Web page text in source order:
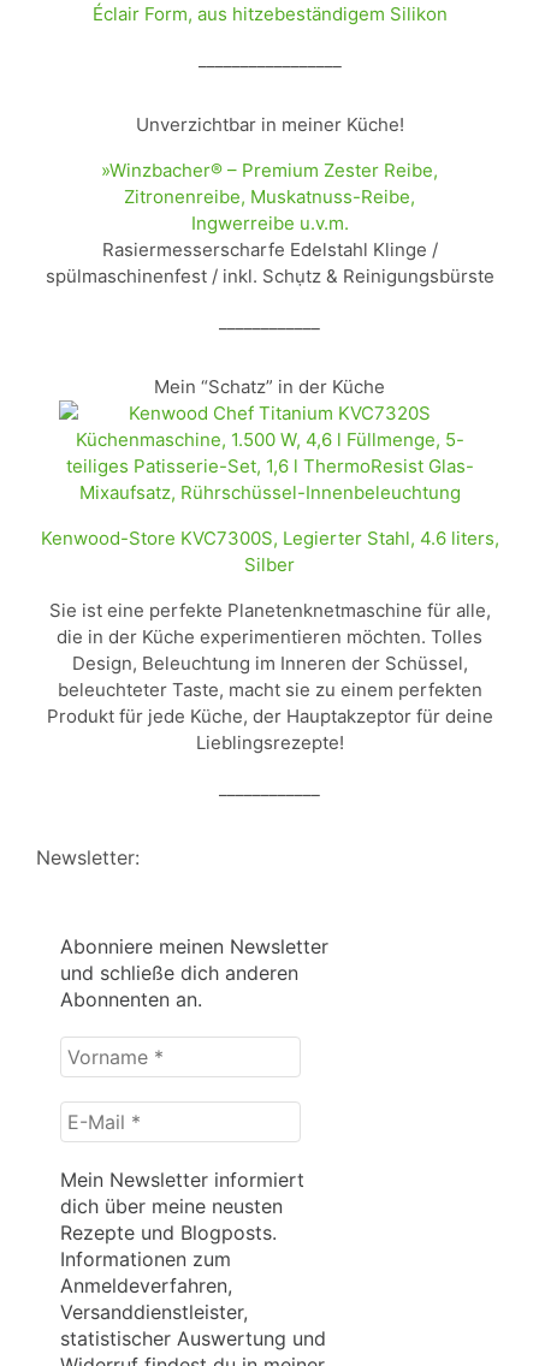
Éclair Form, aus hitzebeständigem Silikon
Unverzichtbar in meiner Küche!
»Winzbacher® – Premium Zester Reibe,
Zitronenreibe, Muskatnuss-Reibe,
Ingwerreibe u.v.m.
Rasiermesserscharfe Edelstahl Klinge /
spülmaschinenfest / inkl. Schụtz & Reinigungsbürste
Mein “Schatz” in der Küche
Kenwood-Store KVC7300S, Legierter Stahl, 4.6 liters,
Silber
Sie ist eine perfekte Planetenknetmaschine für alle,
die in der Küche experimentieren möchten. Tolles
Design, Beleuchtung im Inneren der Schüssel,
beleuchteter Taste, macht sie zu einem perfekten
Produkt für jede Küche, der Hauptakzeptor für deine
Lieblingsrezepte!
Newsletter:
Abonniere meinen Newsletter
und schließe dich anderen
Abonnenten an.
Vorname
*
E-
Mail
*
Mein Newsletter informiert
dich über meine neusten
Rezepte und Blogposts.
Informationen zum
Anmeldeverfahren,
Versanddienstleister,
statistischer Auswertung und